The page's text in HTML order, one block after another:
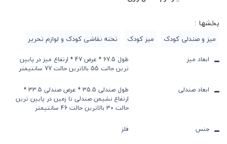
بخشها :
میز و صندلی کودک میز کودک تخته نقاشی کودک و لوازم تحریر
ابعاد میز
طول 67.5 * عرض 47 * ارتفاع میز در پایین
ترین حالت 55 بالاترین حالت 77 سانتیمتر
ابعاد صندلی
طول صندلی 35.5 * عرض صندلی 33.5 *
ارتفاع نشیمن صندلی تا زمین در پایین ترین
حالت 30 بالاترین حالت 46 سانتیمتر
جنس
فلز